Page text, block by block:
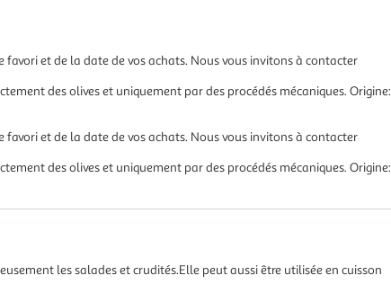
et de la date de vos achats. Nous vous invitons à contacter
des olives et uniquement par des procédés mécaniques. Origine:
et de la date de vos achats. Nous vous invitons à contacter
des olives et uniquement par des procédés mécaniques. Origine:
les salades et crudités.Elle peut aussi être utilisée en cuisson